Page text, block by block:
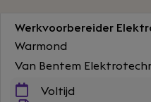
Werkvoorbereider
Warmond
Van Bentem
Voltijd